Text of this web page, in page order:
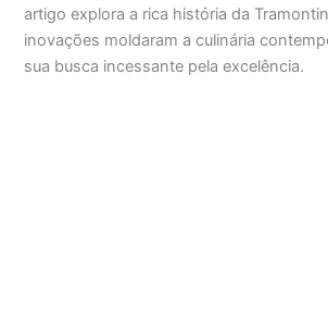
artigo explora a rica história da
inovações moldaram a culinária
sua busca incessante pela excelência.